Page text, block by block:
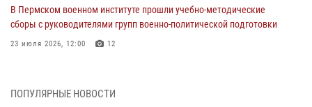
В Пермском военном институте прошли учебно-методические
сборы с руководителями групп военно-политической подготовки
23 июля 2026, 12:00 12
Федерации проводится выставка, посвящённая войскам
ПОПУЛЯРНЫЕ НОВОСТИ